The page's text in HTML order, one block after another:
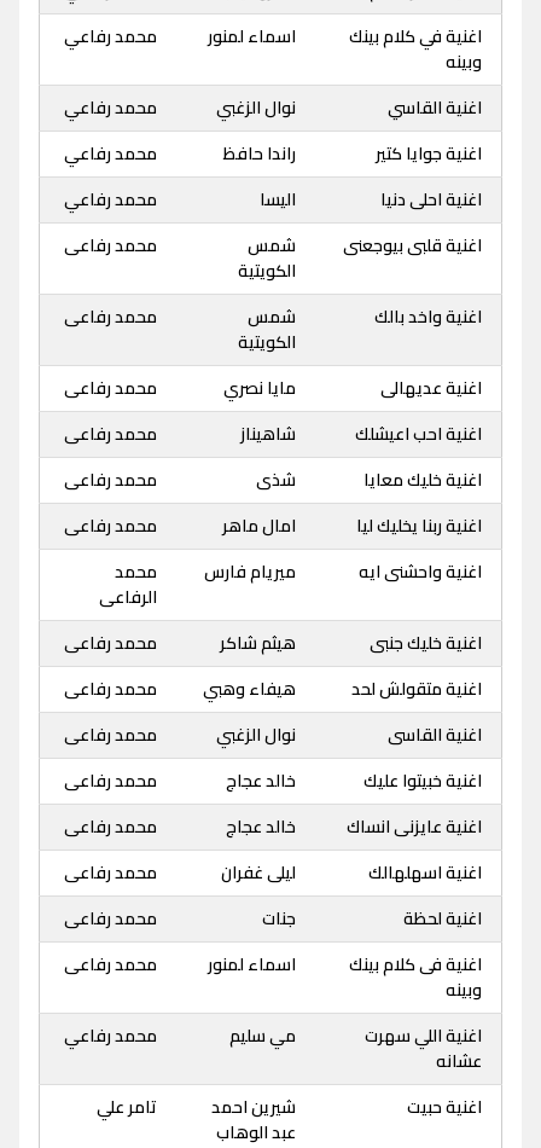
اغنية في كلام بينك
وبينه
اسماء لمنور محمد رفاعي
اغنية القاسي نوال الزغبي
محمد رفاعي
اغنية جوايا كتير
راندا حافظ
محمد رفاعي
اغنية احلى دنيا
اليسا
محمد رفاعي
اغنية قلبى بيوجعنى
شمس
الكويتية
محمد رفاعى
اغنية واخد بالك
شمس
الكويتية
محمد رفاعى
اغنية عديهالى مايا نصري
محمد رفاعى
اغنية احب اعيشلك
شاهيناز
محمد رفاعى
اغنية خليك معايا
شذى
محمد رفاعى
اغنية ربنا يخليك ليا
امال ماهر
محمد رفاعى
اغنية واحشنى ايه
ميريام فارس
محمد
الرفاعى
اغنية خليك جنبى
هيثم شاكر
محمد رفاعى
اغنية متقولش لحد
هيفاء وهبي
محمد رفاعى
اغنية القاسى
نوال الزغبي
محمد رفاعى
اغنية خبيتوا عليك
خالد عجاج
محمد رفاعى
اغنية عايزنى انساك
خالد عجاج
محمد رفاعى
اغنية اسهلهالك
ليلى غفران
محمد رفاعى
اغنية لحظة
جنات
محمد رفاعى
اغنية فى كلام بينك
وبينه
اسماء لمنور محمد رفاعى
اغنية اللي سهرت
عشانه
مي سليم محمد رفاعي
اغنية حبيت
شيرين احمد
عبد الوهاب
تامر علي